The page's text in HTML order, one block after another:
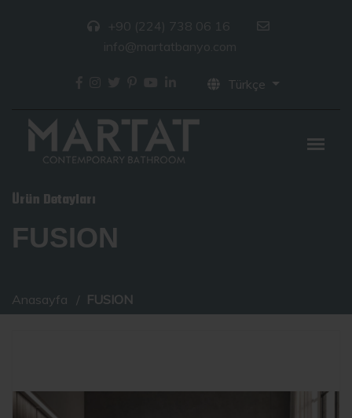
+90 (224) 738 06 16
info@martatbanyo.com
Türkçe
Ürün Detayları
FUSION
Anasayfa FUSION